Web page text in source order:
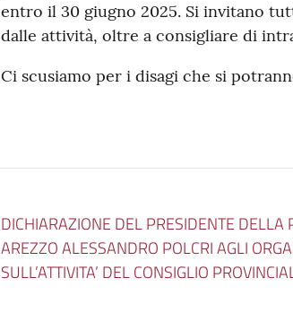
entro il 30 giugno 2025. Si invitano
dalle attività, oltre a consigliare di
Ci scusiamo per i disagi che si
DICHIARAZIONE DEL PRESIDENTE DELLA
AREZZO ALESSANDRO POLCRI AGLI
SULL’ATTIVITA’ DEL CONSIGLIO